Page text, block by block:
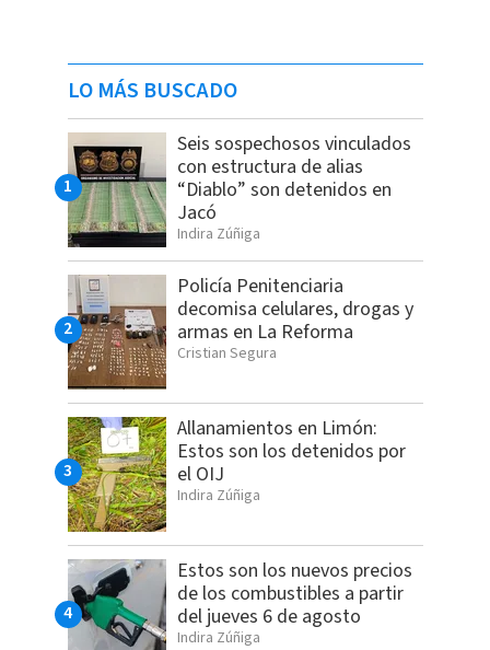
LO MÁS BUSCADO
Seis sospechosos vinculados
con estructura de alias
“Diablo” son detenidos en
Jacó
Indira Zúñiga
Policía Penitenciaria
decomisa celulares, drogas y
armas en La Reforma
Cristian Segura
Allanamientos en Limón:
Estos son los detenidos por
el OIJ
Indira Zúñiga
Estos son los nuevos precios
de los combustibles a partir
del jueves 6 de agosto
Indira Zúñiga